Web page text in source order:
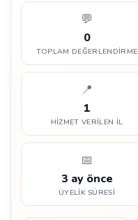
💬
0
TOPLAM DEĞERLENDIRME
📍
1
HIZMET VERILEN İL
📅
3 ay önce
ÜYELIK SÜRESI